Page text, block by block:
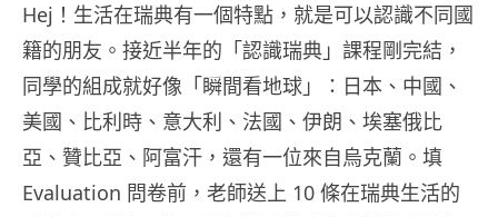
Hej！生活在瑞典有一個特點，就是可以認識不同國
籍的朋友。接近半年的「認識瑞典」課程剛完結，
同學的組成就好像「瞬間看地球」：日本、中國、
美國、比利時、意大利、法國、伊朗、埃塞俄比
亞、贊比亞、阿富汗，還有一位來自烏克蘭。填
Evaluation 問卷前，老師送上 10 條在瑞典生活的